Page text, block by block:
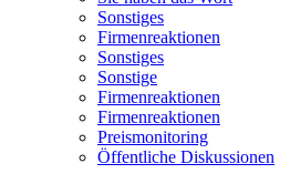
Sonstiges
Firmenreaktionen
Sonstiges
Sonstige
Firmenreaktionen
Firmenreaktionen
Preismonitoring
Öffentliche Diskussionen